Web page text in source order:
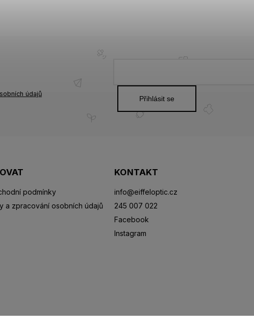
podmínky
a zpracování osobních údajů
KONTAKT
info@eiffeloptic.cz
245 007 022
Facebook
Instagram
údajů
Přihlásit se